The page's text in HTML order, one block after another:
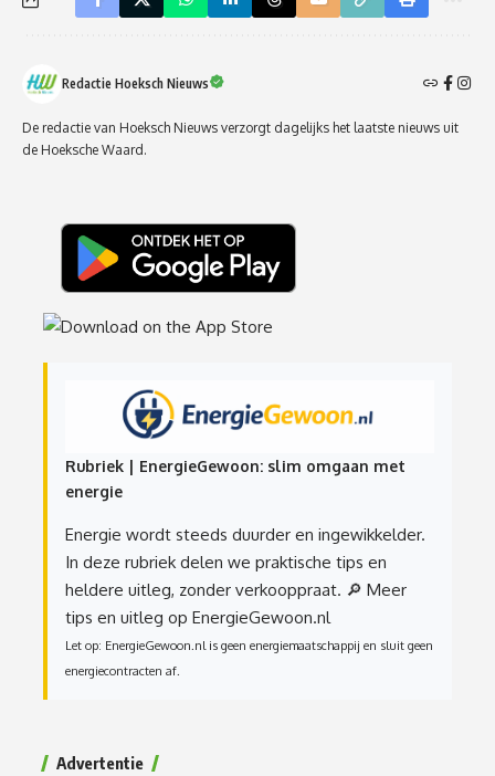
Redactie Hoeksch Nieuws
De redactie van Hoeksch Nieuws verzorgt dagelijks het laatste nieuws uit
de Hoeksche Waard.
Rubriek | EnergieGewoon: slim omgaan met
energie
Energie wordt steeds duurder en ingewikkelder.
In deze rubriek delen we praktische tips en
heldere uitleg, zonder verkooppraat. 🔎 Meer
tips en uitleg op EnergieGewoon.nl
Let op: EnergieGewoon.nl is geen energiemaatschappij en sluit geen
energiecontracten af.
Advertentie